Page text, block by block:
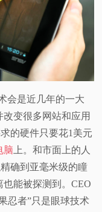
会是近几年的一大
变很多网站和应用
的硬件只要花1美元
脑 上。和市面上的人
确到亚毫米级的瞳
能被探测到。CEO
忍者”只是眼球技术